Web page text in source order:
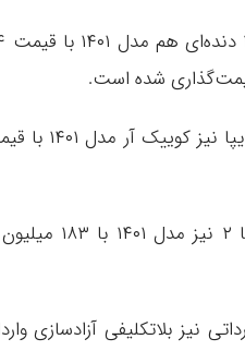
شده است.
نیز بلاتکلیفی آزادسازی